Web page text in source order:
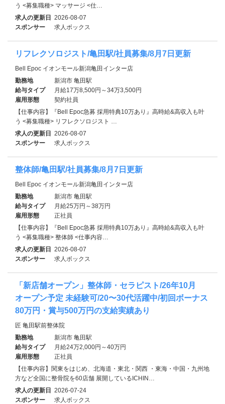
う <募集職種> マッサージ <仕…
求人の更新日 2026-08-07
スポンサー
求人ボックス
リフレクソロジスト/亀田駅/社員募集/8月7日更新
Bell Epoc イオンモール新潟亀田インター店
勤務地
新潟市 亀田駅
給与タイプ
月給17万8,500円～34万3,500円
雇用形態
契約社員
【仕事内容】『Bell Epoc急募 採用特典10万あり』高時給&高収入も叶
う <募集職種> リフレクソロジスト …
求人の更新日 2026-08-07
スポンサー
求人ボックス
整体師/亀田駅/社員募集/8月7日更新
Bell Epoc イオンモール新潟亀田インター店
勤務地
新潟市 亀田駅
給与タイプ
月給25万円～38万円
雇用形態
正社員
【仕事内容】『Bell Epoc急募 採用特典10万あり』高時給&高収入も叶
う <募集職種> 整体師 <仕事内容…
求人の更新日 2026-08-07
スポンサー
求人ボックス
「新店舗オープン」整体師・セラピスト/26年10月
オープン予定 未経験可/20〜30代活躍中/初回ボーナス
80万円・賞与500万円の支給実績あり
匠 亀田駅前整体院
勤務地
新潟市 亀田駅
給与タイプ
月給24万2,000円～40万円
雇用形態
正社員
【仕事内容】関東をはじめ、北海道・東北・関西 ・東海・中国・九州地
方など全国に整骨院を60店舗 展開しているICHIN…
求人の更新日 2026-07-24
スポンサー
求人ボックス